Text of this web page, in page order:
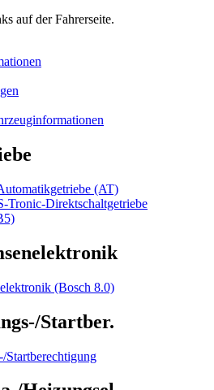
auf der Fahrerseite.
(AT)
Tronic-Direktschaltgetriebe
(Bosch 8.0)
Startber.
Startberechtigung